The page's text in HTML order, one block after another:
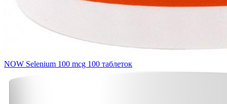
NOW Selenium 100 mcg 100 таблеток